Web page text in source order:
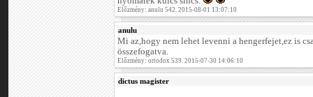
Előzmény: anulu 542. 2015-08-01 13:07:10
anulu
Mi az,hogy nem lehet levenni a hengerfejet,ez is
összefogatva.
Előzmény: ortodox 539. 2015-07-30 14:06:10
dictus magister